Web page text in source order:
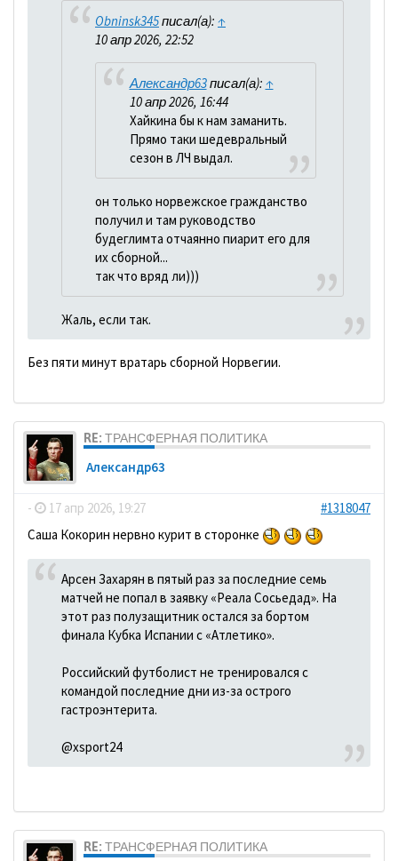
Obninsk345писал(а): ↑
10 апр 2026, 22:52
Александр63писал(а): ↑
10 апр 2026, 16:44
Хайкина бы к нам заманить.
Прямо таки шедевральный
сезон в ЛЧ выдал.
он только норвежское гражданство
получил и там руководство
будеглимта отчаянно пиарит его для
их сборной...
так что вряд ли)))
Жаль, если так.
Без пяти минут вратарь сборной Норвегии.
RE: ТРАНСФЕРНАЯ ПОЛИТИКА
Александр63
- 17 апр 2026, 19:27
#1318047
Саша Кокорин нервно курит в сторонке
Арсен Захарян в пятый раз за последние семь
матчей не попал в заявку «Реала Сосьедад». На
этот раз полузащитник остался за бортом
финала Кубка Испании с «Атлетико».
Российский футболист не тренировался с
командой последние дни из-за острого
гастроэнтерита.
@xsport24
RE: ТРАНСФЕРНАЯ ПОЛИТИКА